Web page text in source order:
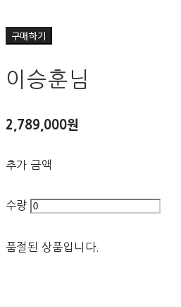
구매하기
이승훈님
2,789,000원
추가 금액
수량
품절된 상품입니다.